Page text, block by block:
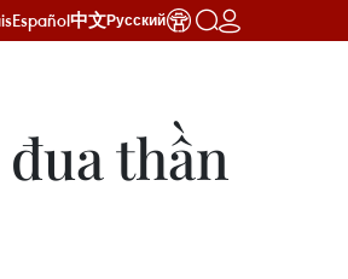
Español中文Русский
thần